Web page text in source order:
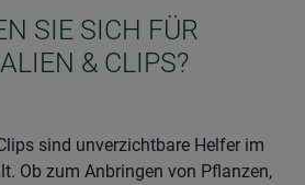
SIE SICH FÜR
& CLIPS?
sind unverzichtbare Helfer im
Ob zum Anbringen von Pflanzen,